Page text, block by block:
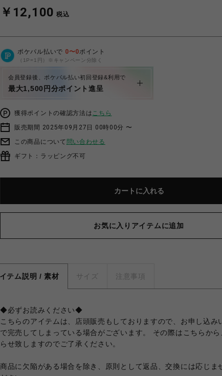
￥12,100 税込
ポケパル払いで 0〜0ポイント
（1P=1円）※キャンペーン分除く
会員登録後、ポケパル払い初回登録&利用で
最大1,500円分ポイント進呈
獲得ポイントの確認方法はこちら
販売期間 2025年09月27日 00時00分 〜
この商品について 問い合わせる
ギフト：ラッピング不可
カートに入れる
お気に入りアイテムに追加
テム説明 / 素材 サイズ 注意事項
◆必ずお読みください◆
こちらのアイテムは、店頭販売もしておりますので、お申し込み
で完売してしまっている場合がございます。 その際はこちらか
らせ致しますのでご了承ください。
商品に欠陥がある場合を除き、原則として返品、交換には応じま